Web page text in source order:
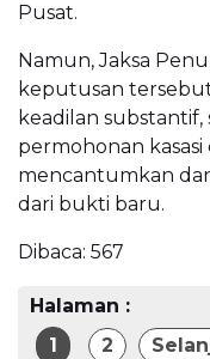
Pusat.
Namun, Jaksa
keputusan
keadilan
permohonan
mencantumkan
dari bukti baru.
Dibaca: 567
Halaman :
1
2